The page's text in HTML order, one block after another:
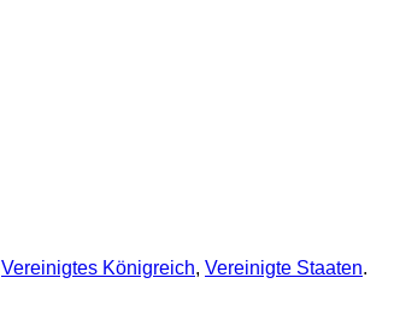
Vereinigtes Königreich, Vereinigte Staaten.